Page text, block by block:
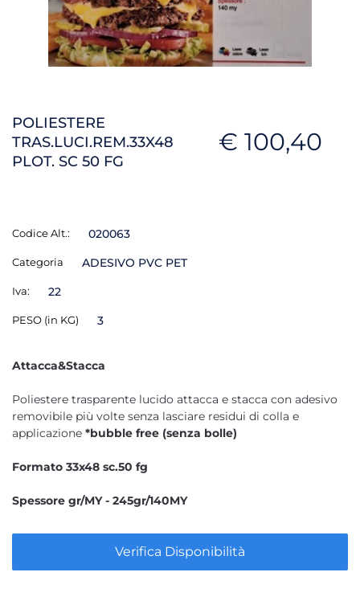
POLIESTERE
TRAS.LUCI.REM.33X48
PLOT. SC 50 FG
€ 100,40
Codice Alt.: 020063
Categoria ADESIVO PVC PET
Iva: 22
PESO (in KG) 3
Attacca&Stacca
Poliestere trasparente lucido attacca e stacca con adesivo
removibile più volte senza lasciare residui di colla e
applicazione *bubble free (senza bolle)
Formato 33x48 sc.50 fg
Spessore gr/MY - 245gr/140MY
Verifica Disponibilità